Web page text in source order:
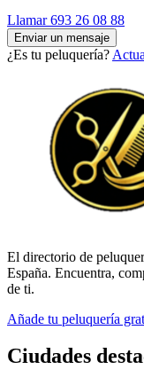
Llamar 693 26 08 88
Enviar un mensaje
¿Es tu peluquería?
El directorio de
España. Encuentra,
de ti.
Añade tu peluquería
Ciudades